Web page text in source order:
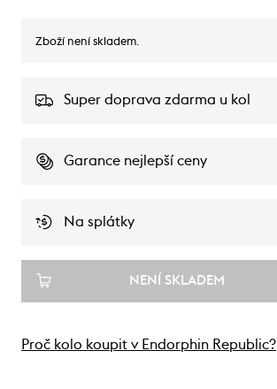
Zboží není skladem.
Super doprava zdarma u kol
Garance nejlepší ceny
Na splátky
NENÍ SKLADEM
Proč kolo koupit v Endorphin Republic?